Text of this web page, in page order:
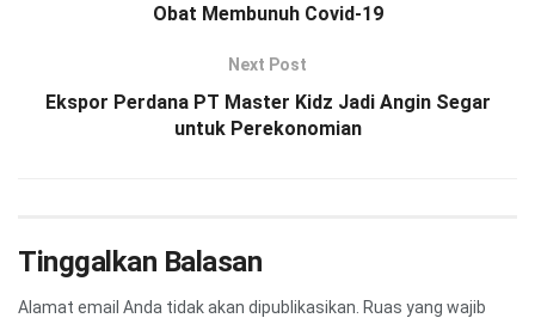
Obat Membunuh Covid-19
Next Post
Ekspor Perdana PT Master Kidz Jadi Angin Segar
untuk Perekonomian
Tinggalkan Balasan
Alamat email Anda tidak akan dipublikasikan. Ruas yang wajib